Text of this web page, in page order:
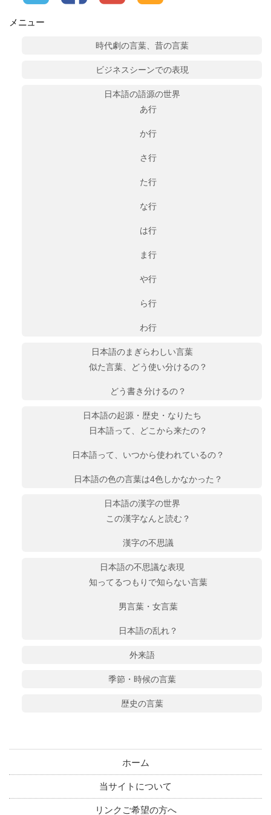
メニュー
時代劇の言葉、昔の言葉
ビジネスシーンでの表現
日本語の語源の世界
あ行
か行
さ行
た行
な行
は行
ま行
や行
ら行
わ行
日本語のまぎらわしい言葉
似た言葉、どう使い分けるの？
どう書き分けるの？
日本語の起源・歴史・なりたち
日本語って、どこから来たの？
日本語って、いつから使われているの？
日本語の色の言葉は4色しかなかった？
日本語の漢字の世界
この漢字なんと読む？
漢字の不思議
日本語の不思議な表現
知ってるつもりで知らない言葉
男言葉・女言葉
日本語の乱れ？
外来語
季節・時候の言葉
歴史の言葉
ホーム
当サイトについて
リンクご希望の方へ